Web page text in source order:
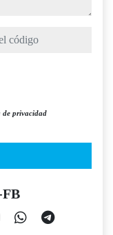
de privacidad
FB